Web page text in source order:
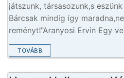
játszunk, társasozunk,s
Bárcsak mindig így
reményt!”Aranyosi Ervin Egy
TOVÁBB